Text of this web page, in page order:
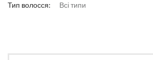
Тип волосся:
Всі типи